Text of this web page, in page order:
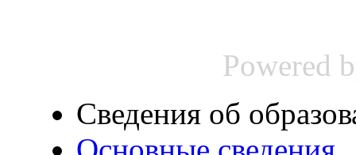
Powered
Сведения об